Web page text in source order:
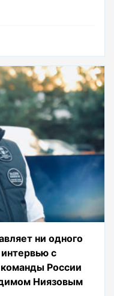
ни одного
с
России
Ниязовым